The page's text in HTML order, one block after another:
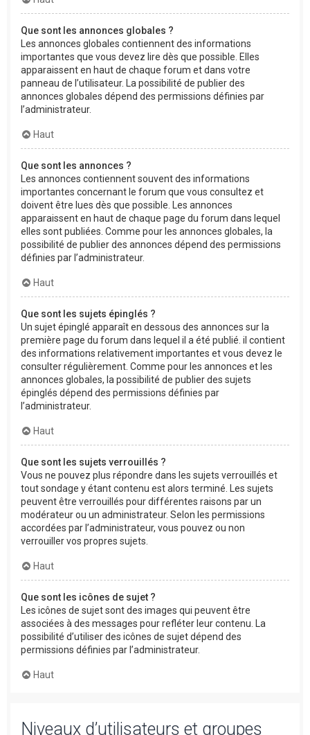
Que sont les annonces globales ?
Les annonces globales contiennent des informations
importantes que vous devez lire dès que possible. Elles
apparaissent en haut de chaque forum et dans votre
panneau de l’utilisateur. La possibilité de publier des
annonces globales dépend des permissions définies par
l’administrateur.
Haut
Que sont les annonces ?
Les annonces contiennent souvent des informations
importantes concernant le forum que vous consultez et
doivent être lues dès que possible. Les annonces
apparaissent en haut de chaque page du forum dans lequel
elles sont publiées. Comme pour les annonces globales, la
possibilité de publier des annonces dépend des permissions
définies par l’administrateur.
Haut
Que sont les sujets épinglés ?
Un sujet épinglé apparaît en dessous des annonces sur la
première page du forum dans lequel il a été publié. il contient
des informations relativement importantes et vous devez le
consulter régulièrement. Comme pour les annonces et les
annonces globales, la possibilité de publier des sujets
épinglés dépend des permissions définies par
l’administrateur.
Haut
Que sont les sujets verrouillés ?
Vous ne pouvez plus répondre dans les sujets verrouillés et
tout sondage y étant contenu est alors terminé. Les sujets
peuvent être verrouillés pour différentes raisons par un
modérateur ou un administrateur. Selon les permissions
accordées par l’administrateur, vous pouvez ou non
verrouiller vos propres sujets.
Haut
Que sont les icônes de sujet ?
Les icônes de sujet sont des images qui peuvent être
associées à des messages pour refléter leur contenu. La
possibilité d’utiliser des icônes de sujet dépend des
permissions définies par l’administrateur.
Haut
Niveaux d’utilisateurs et groupes